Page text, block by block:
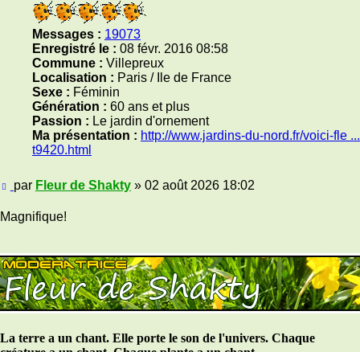
Messages : 19073
Enregistré le : 08 févr. 2016 08:58
Commune : Villepreux
Localisation : Paris / Ile de France
Sexe : Féminin
Génération : 60 ans et plus
Passion : Le jardin d'ornement
Ma présentation : http://www.jardins-du-nord.fr/voici-fle ...
t9420.html
Message
par Fleur de Shakty» 02 août 2026 18:02
Magnifique!
La terre a un chant. Elle porte le son de l'univers. Chaque